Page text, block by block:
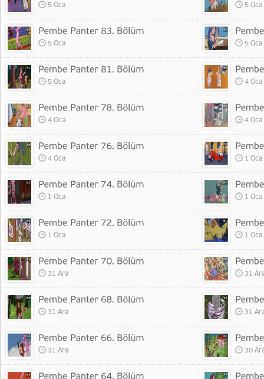
5 Oca 5 Oca
5 Oca 5 Oca
5 Oca 4 Oca
4 Oca 4 Oca
4 Oca 1 Oca
1 Oca 1 Oca
1 Oca 1 Oca
31 Ara 31
31 Ara 31
31 Ara 30